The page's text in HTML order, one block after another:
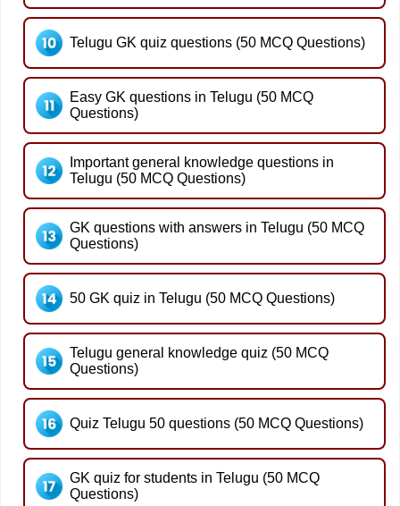
Telugu GK quiz questions (50 MCQ Questions)
Easy GK questions in Telugu (50 MCQ
Questions)
Important general knowledge questions in
Telugu (50 MCQ Questions)
GK questions with answers in Telugu (50 MCQ
Questions)
50 GK quiz in Telugu (50 MCQ Questions)
Telugu general knowledge quiz (50 MCQ
Questions)
Quiz Telugu 50 questions (50 MCQ Questions)
GK quiz for students in Telugu (50 MCQ
Questions)